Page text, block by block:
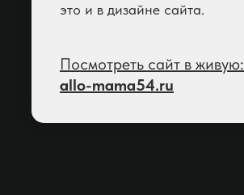
это и в дизайне сайта.
Посмотреть сайт в живую:
allo-mama54.ru